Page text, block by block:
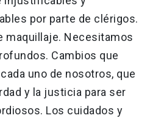
por parte de clérigos.
maquillaje. Necesitamos
Cambios que
uno de nosotros, que
y la justicia para ser
Los cuidados y